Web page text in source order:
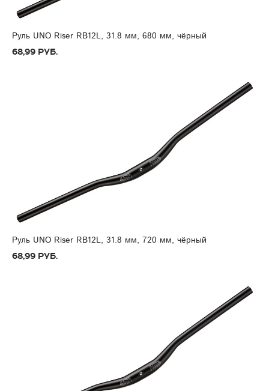
Руль UNO Riser RB12L, 31.8 мм, 680 мм, чёрный
68,99 руб.
Руль UNO Riser RB12L, 31.8 мм, 720 мм, чёрный
68,99 руб.